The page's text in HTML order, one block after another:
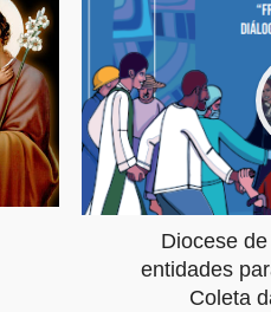
Diocese
entidades
Coleta